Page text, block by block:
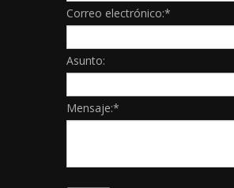
Correo electrónico:*
Asunto:
Mensaje:*